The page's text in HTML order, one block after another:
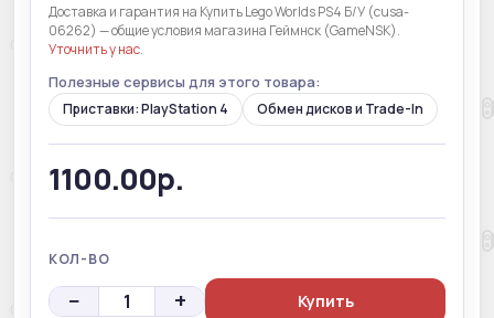
Доставка и гарантия на Купить Lego Worlds PS4 Б/У (cusa-
06262) — общие условия магазина Геймнск (GameNSK).
Уточнить у нас.
Полезные сервисы для этого товара:
Приставки: PlayStation 4 Обмен дисков и Trade-In
1100.00р.
КОЛ-ВО
− + Купить